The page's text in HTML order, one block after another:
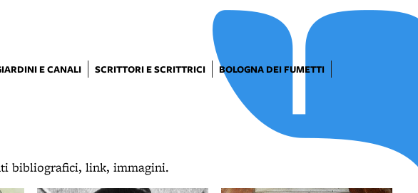
E CANALI SCRITTORI E SCRITTRICI
BOLOGNA DEI FUMETTI
bibliografici, link, immagini.